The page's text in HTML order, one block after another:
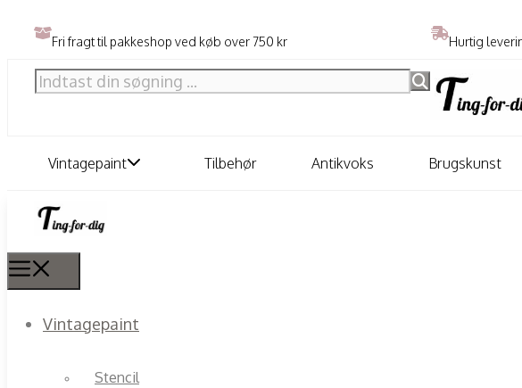
Fri fragt til pakkeshop ved køb over 750 kr Hurtig
Vintagepaint Tilbehør Antikvoks Brugskunst
Vintagepaint
Stencil